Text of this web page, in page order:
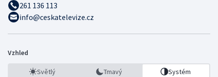
261 136 113
info@ceskatelevize.cz
Vzhled
Světlý Tmavý Systém